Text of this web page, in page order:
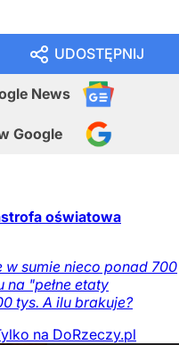
UDOSTĘPNIJ
News
Google
oświatowa
w sumie nieco ponad 700
"pełne etaty
tys. A ilu brakuje?
na DoRzeczy.pl